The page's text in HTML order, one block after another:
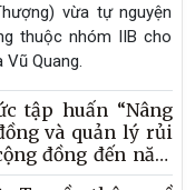
vừa tự nguyện
thuộc nhóm IIB cho
Quang.
tập huấn “Nâng
và quản lý rủi
đồng đến năm